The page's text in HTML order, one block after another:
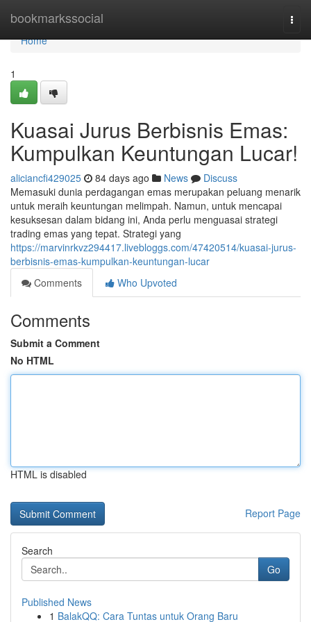
bookmarkssocial
Home
Home
1
Kuasai Jurus Berbisnis Emas:
Kumpulkan Keuntungan Lucar!
aliciancfi429025 84 days ago News
Discuss
Memasuki dunia perdagangan emas merupakan peluang menarik
untuk meraih keuntungan melimpah. Namun, untuk mencapai
kesuksesan dalam bidang ini, Anda perlu menguasai strategi
trading emas yang tepat. Strategi yang
https://marvinrkvz294417.livebloggs.com/47420514/kuasai-jurus-
berbisnis-emas-kumpulkan-keuntungan-lucar
Comments
Who Upvoted
Comments
Submit a Comment
No HTML
HTML is disabled
Report Page
Search
Go
Published News
1 BalakQQ: Cara Tuntas untuk Orang Baru